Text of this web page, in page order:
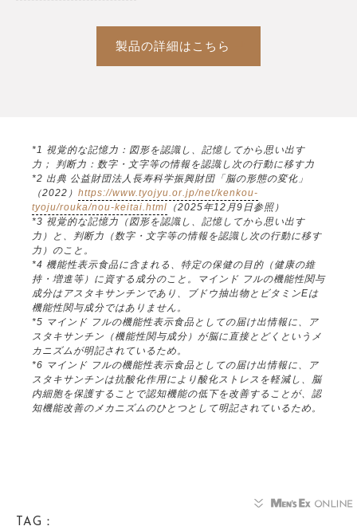
製品の詳細はこちら
*1 視覚的な記憶力：図形を認識し、記憶してから思い出す
力； 判断力：数字・文字等の情報を認識し次の行動に移す力
*2 出典 公益財団法人長寿科学振興財団「脳の形態の変化」
（2022） https://www.tyojyu.or.jp/net/kenkou-
tyoju/rouka/nou-keitai.html （2025年12月9日参照）
*3 視覚的な記憶力（図形を認識し、記憶してから思い出す
力）と、判断力（数字・文字等の情報を認識し次の行動に移す
力）のこと。
*4 機能性表示食品に含まれる、特定の保健の目的（健康の維
持・増進等）に資する成分のこと。マインド フルの機能性関与
成分はアスタキサンチンであり、ブドウ抽出物とビタミンEは
機能性関与成分ではありません。
*5 マインド フルの機能性表示食品としての届け出情報に、ア
スタキサンチン（機能性関与成分）が脳に直接とどくというメ
カニズムが明記されているため。
*6 マインド フルの機能性表示食品としての届け出情報に、ア
スタキサンチンは抗酸化作用により酸化ストレスを軽減し、脳
内細胞を保護することで認知機能の低下を改善することが、認
知機能改善のメカニズムのひとつとして明記されているため。
TAG：